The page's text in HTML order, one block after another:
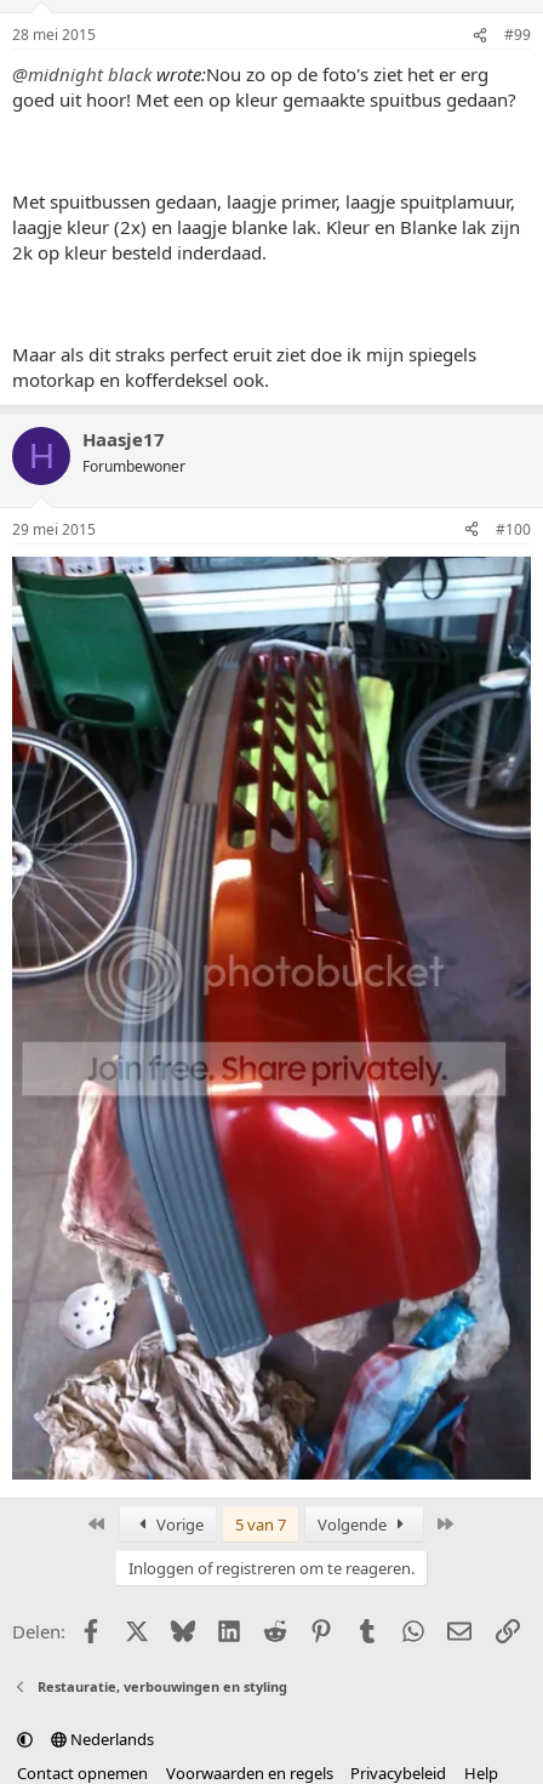
28 mei 2015 #99
@midnight blackwrote:Nou zo op de foto's ziet het er erg
goed uit hoor! Met een op kleur gemaakte spuitbus gedaan?
Met spuitbussen gedaan, laagje primer, laagje spuitplamuur,
laagje kleur (2x) en laagje blanke lak. Kleur en Blanke lak zijn
2k op kleur besteld inderdaad.
Maar als dit straks perfect eruit ziet doe ik mijn spiegels
motorkap en kofferdeksel ook.
H Haasje17
Forumbewoner
29 mei 2015 #100
Eerste Vorige 5 van 7 Volgende
Inloggen of registreren om te reageren.
Delen: FacebookX (Twitter)
BlueskyLinkedIn
Reddit PinterestTumblr WhatsApp
E-mail
Restauratie, verbouwingen en styling
Nederlands
Contact opnemen
Voorwaarden en regels Privacybeleid Help